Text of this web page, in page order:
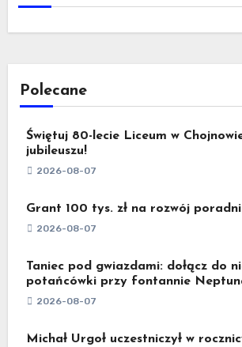
Polecane
Świętuj 80-lecie Liceum w
jubileuszu!
2026-08-07
Grant 100 tys. zł na rozwój
2026-08-07
Taniec pod gwiazdami: dołącz do
potańcówki przy fontannie
2026-08-07
Michał Urgoł uczestniczył w